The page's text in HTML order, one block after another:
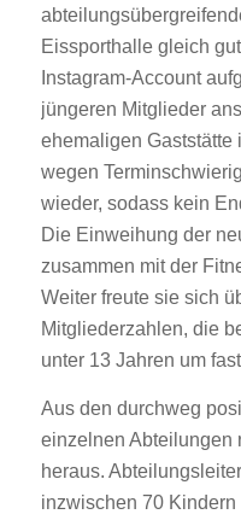
Eissporthalle gleich
Instagram-Account
jüngeren Mitglieder
ehemaligen Gaststätte
wegen
wieder, sodass kein
Die Einweihung der
zusammen mit der
Weiter freute sie sich
Mitgliederzahlen, die
unter 13 Jahren um
Aus den durchweg
einzelnen Abteilungen
heraus.
inzwischen 70